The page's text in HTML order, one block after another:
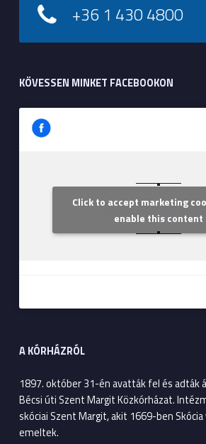
+36 1 430 4800
KÖVESSEN MINKET FACEBOOKON
Szent Margit
Click to accept marketing
enable this content
A KÓRHÁZRÓL
1897. október 31-én avatták fel és adták
Bécsi úti Szent Margit Közkórházat.
skóciai Szent Margit, akit 1669-ben
emeltek.